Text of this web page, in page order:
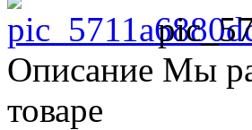
Описание Мы
товаре